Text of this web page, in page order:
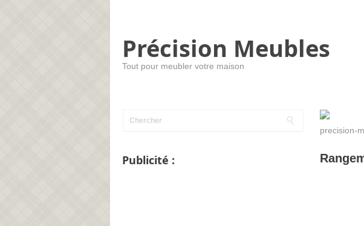
Précision Meubles
Tout pour meubler votre maison
precision-
Publicité :